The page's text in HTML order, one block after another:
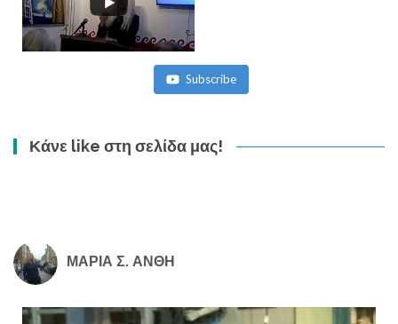
Subscribe
Κάνε like στη σελίδα μας!
ΜΑΡΙΑ Σ. ΑΝΘΗ